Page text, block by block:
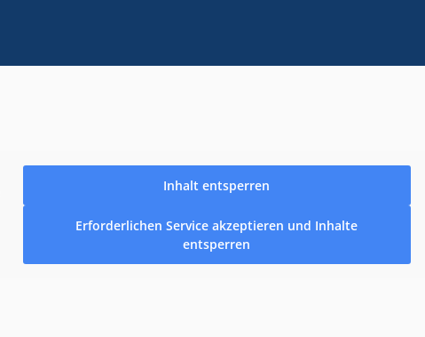
Inhalt entsperren
Erforderlichen Service akzeptieren und Inhalte
entsperren